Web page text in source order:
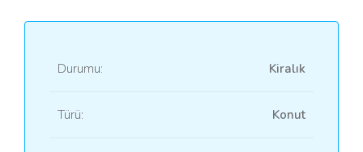
Durumu: Kiralık
Türü: Konut